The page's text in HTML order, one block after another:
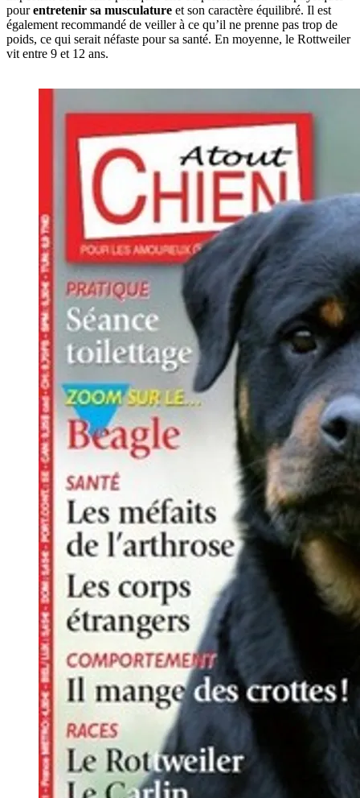
pourentretenir sa musculature et son caractère équilibré. Il est
également recommandé de veiller à ce qu’il ne prenne pas trop de
poids, ce qui serait néfaste pour sa santé. En moyenne, le Rottweiler
vit entre 9 et 12 ans.